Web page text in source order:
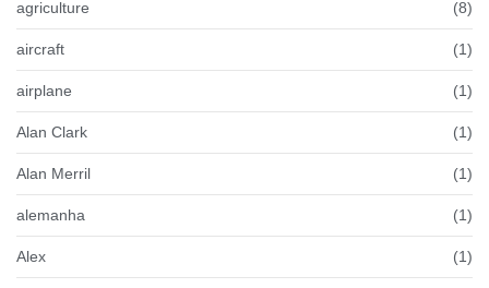
agriculture (8)
aircraft (1)
airplane (1)
Alan Clark (1)
Alan Merril (1)
alemanha (1)
Alex (1)